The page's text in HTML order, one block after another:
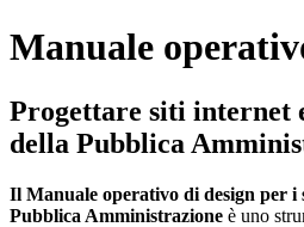
Manuale
Progettare siti internet
della Pubblica
Il Manuale operativo di design per i
Pubblica Amministrazione è uno